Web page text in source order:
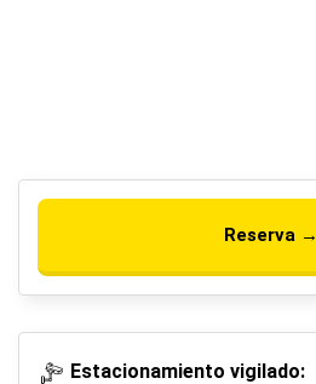
Reserva →
Estacionamiento vigilado: